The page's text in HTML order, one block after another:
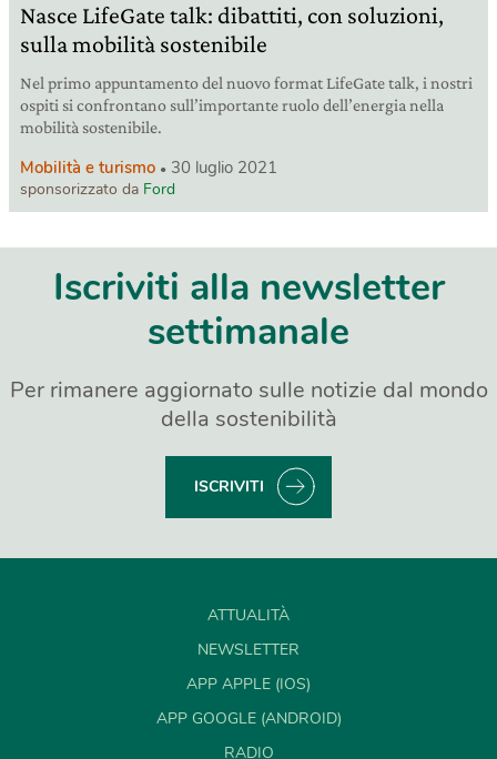
Nasce LifeGate talk: dibattiti, con soluzioni,
sulla mobilità sostenibile
Nel primo appuntamento del nuovo format LifeGate talk, i nostri
ospiti si confrontano sull’importante ruolo dell’energia nella
mobilità sostenibile.
Mobilità e turismo 30 luglio 2021
sponsorizzato da Ford
Iscriviti alla newsletter
settimanale
Per rimanere aggiornato sulle notizie dal mondo
della sostenibilità
ISCRIVITI
ATTUALITÀ
NEWSLETTER
APP APPLE (IOS)
APP GOOGLE (ANDROID)
RADIO